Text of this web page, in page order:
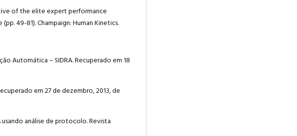
of the elite expert performance
49-81). Champaign: Human Kinetics.
Automática – SIDRA. Recuperado em 18
em 27 de dezembro, 2013, de
usando análise de protocolo. Revista